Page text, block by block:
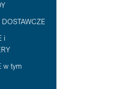
i
w tym